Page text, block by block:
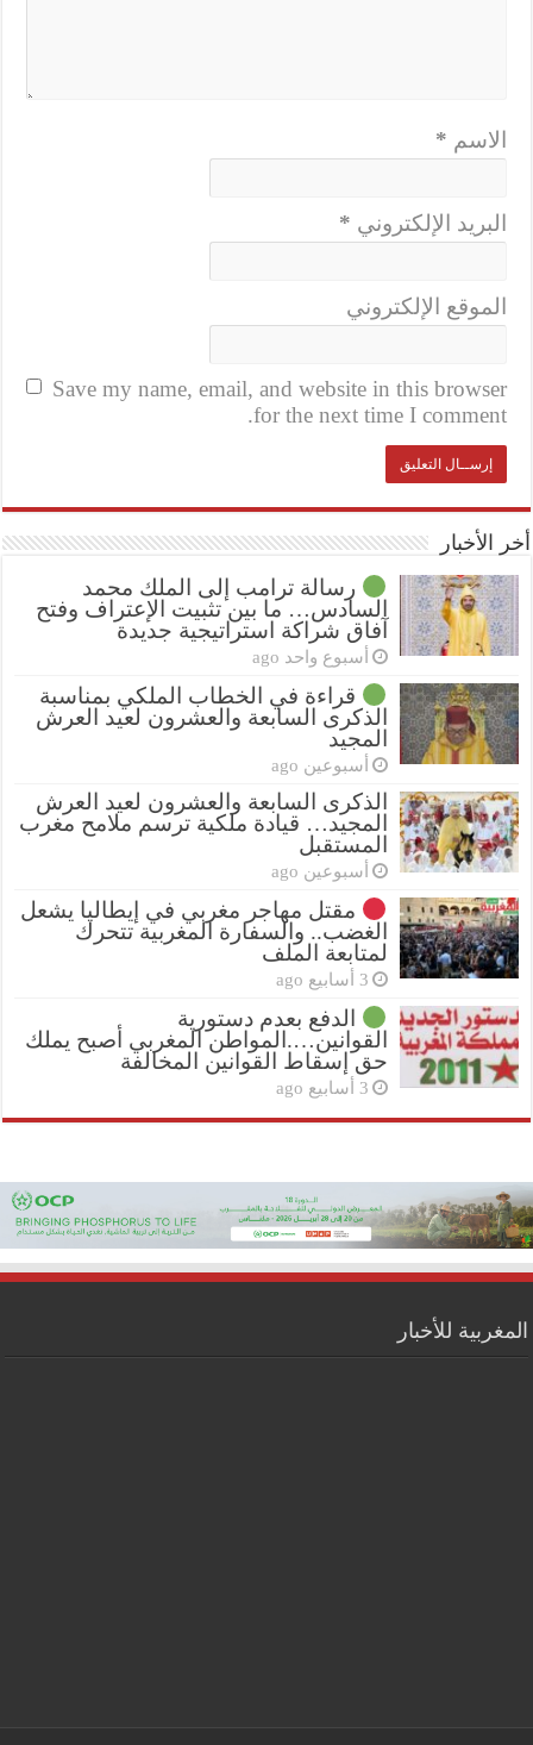
الاسم *
البريد الإلكتروني *
الموقع الإلكتروني
Save my name, email, and website in this browser
for the next time I comment.
أخر الأخبار
رسالة ترامب إلى الملك محمد
السادس… ما بين تثبيت الإعتراف وفتح
آفاق شراكة استراتيجية جديدة
أسبوع واحد ago
قراءة في الخطاب الملكي بمناسبة
الذكرى السابعة والعشرون لعيد العرش
المجيد
أسبوعين ago
الذكرى السابعة والعشرون لعيد العرش
المجيد… قيادة ملكية ترسم ملامح مغرب
المستقبل
أسبوعين ago
مقتل مهاجر مغربي في إيطاليا يشعل
الغضب.. والسفارة المغربية تتحرك
لمتابعة الملف
3 أسابيع ago
الدفع بعدم دستورية
القوانين….المواطن المغربي أصبح يملك
حق إسقاط القوانين المخالفة
3 أسابيع ago
المغربية للأخبار